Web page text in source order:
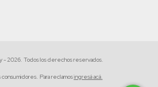
- 2026. Todos los derechos reservados.
Para reclamosingresá acá.